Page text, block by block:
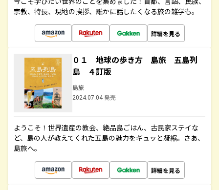
宗教、特長、現地の挨拶、誰かに話したくなる旅の雑学も。
詳細を見る
０１ 地球の歩き方 島旅 五島列
島 ４訂版
島旅
2024.07.04 発売
ようこそ！世界遺産の教会、絶品島ごはん、古民家ステイな
ど、島の人が教えてくれた五島の魅力をギュッと凝縮。さあ、
島旅へ。
詳細を見る